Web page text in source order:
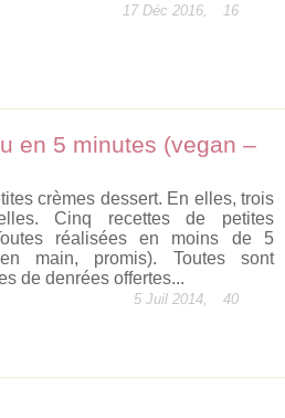
17 Déc 2016, 16
en 5 minutes (vegan –
crèmes dessert. En elles, trois
Cinq recettes de petites
réalisées en moins de 5
main, promis). Toutes sont
de denrées offertes...
5 Juil 2014, 40